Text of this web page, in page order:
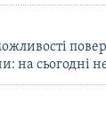
на сьогодні